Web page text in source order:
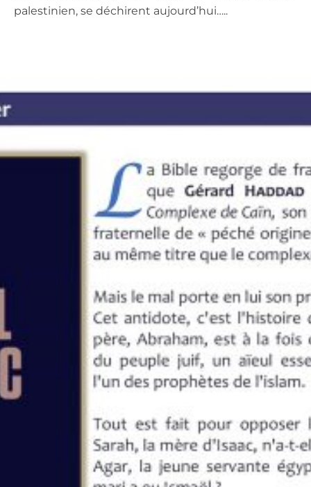
palestinien, se déchirent aujourd’hui…..